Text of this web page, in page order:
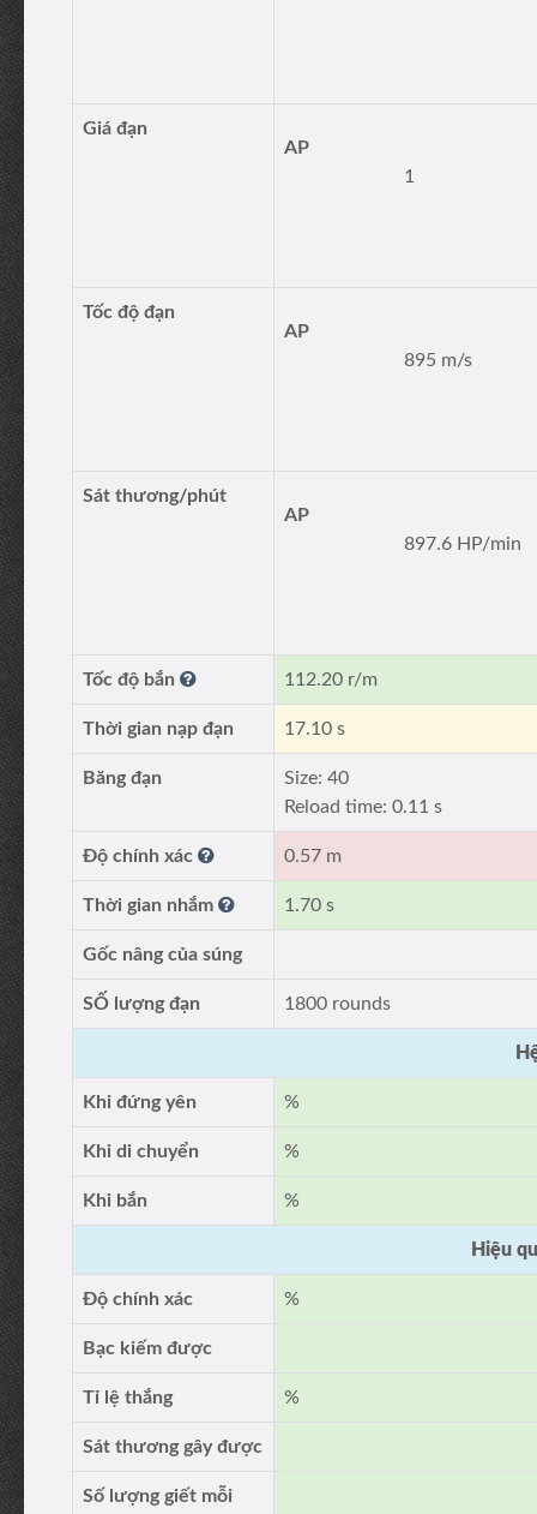
Giá đạn
AP
1
Tốc độ đạn
AP
895 m/s
Sát thương/phút
AP
897.6 HP/min
Tốc độ bắn 112.20 r/m
Thời gian nạp đạn 17.10 s
Băng đạn
Size: 40
Reload time: 0.11 s
Độ chính xác 0.57 m
Thời gian nhắm 1.70 s
Gốc nâng của súng
SỐ lượng đạn 1800 rounds
Khi đứng yên %
Khi di chuyển %
Khi bắn %
Hiệu
Độ chính xác %
Bạc kiếm được
Tỉ lệ thắng %
Sát thương gây được
Số lượng giết mỗi